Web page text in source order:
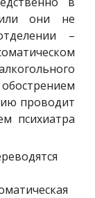
или они не
–
проводит
психиатра